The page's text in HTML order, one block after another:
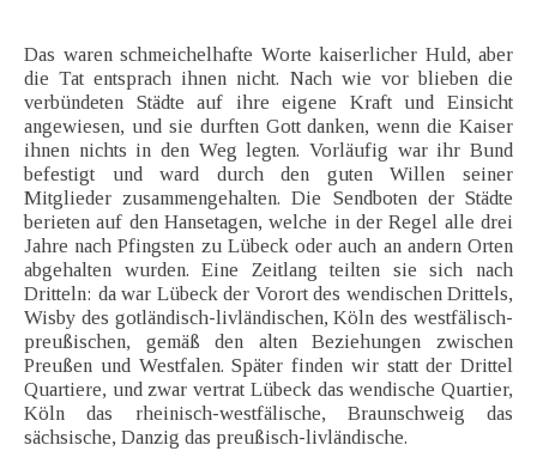
Das waren schmeichelhafte Worte kaiserlicher Huld, aber
die Tat entsprach ihnen nicht. Nach wie vor blieben die
verbündeten Städte auf ihre eigene Kraft und Einsicht
angewiesen, und sie durften Gott danken, wenn die Kaiser
ihnen nichts in den Weg legten. Vorläufig war ihr Bund
befestigt und ward durch den guten Willen seiner
Mitglieder zusammengehalten. Die Sendboten der Städte
berieten auf den Hansetagen, welche in der Regel alle drei
Jahre nach Pfingsten zu Lübeck oder auch an andern Orten
abgehalten wurden. Eine Zeitlang teilten sie sich nach
Dritteln: da war Lübeck der Vorort des wendischen Drittels,
Wisby des gotländisch-livländischen, Köln des westfälisch-
preußischen, gemäß den alten Beziehungen zwischen
Preußen und Westfalen. Später finden wir statt der Drittel
Quartiere, und zwar vertrat Lübeck das wendische Quartier,
Köln das rheinisch-westfälische, Braunschweig das
sächsische, Danzig das preußisch-livländische.